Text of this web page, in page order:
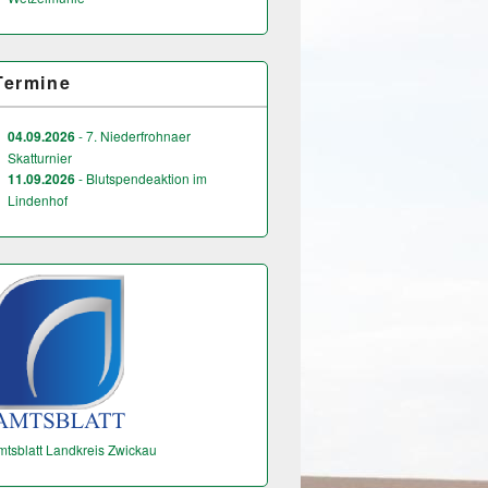
04.09.2026- 7. Niederfrohnaer
Skatturnier
11.09.2026- Blutspendeaktion im
Lindenhof
Landkreis Zwickau